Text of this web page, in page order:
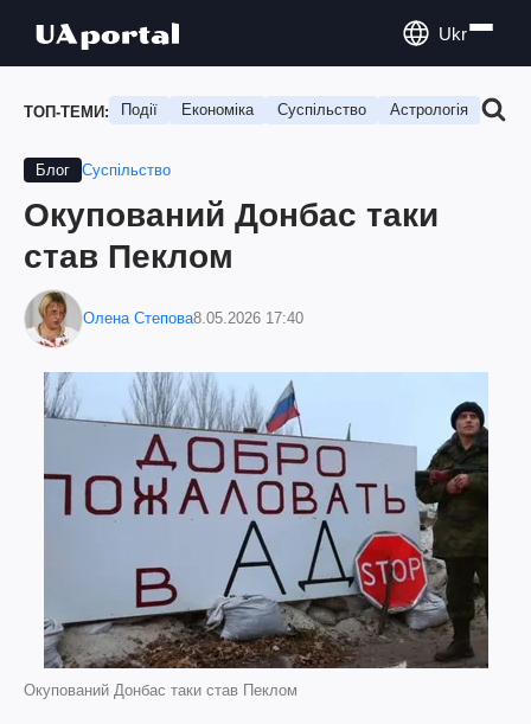
Ukr
ТОП-ТЕМИ: Події Економіка Суспільство Астрологія
Блог Суспільство
Окупований Донбас таки
став Пеклом
Олена Степова8.05.2026 17:40
Окупований Донбас таки став Пеклом